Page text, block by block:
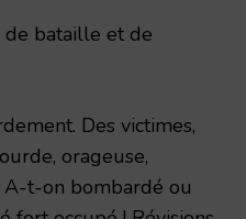
de bataille et de
Des victimes,
orageuse,
t-on bombardé ou